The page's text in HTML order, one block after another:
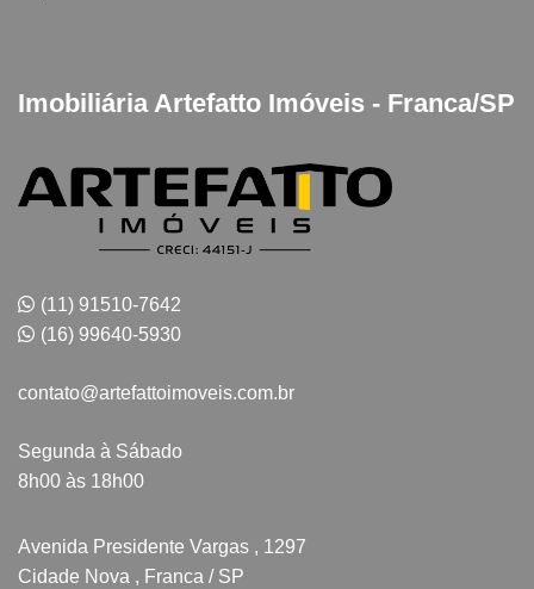
Imobiliária Artefatto Imóveis - Franca/SP
(11) 91510-7642
(16) 99640-5930
contato@artefattoimoveis.com.br
Segunda à Sábado
8h00 às 18h00
Avenida Presidente Vargas , 1297
Cidade Nova , Franca / SP